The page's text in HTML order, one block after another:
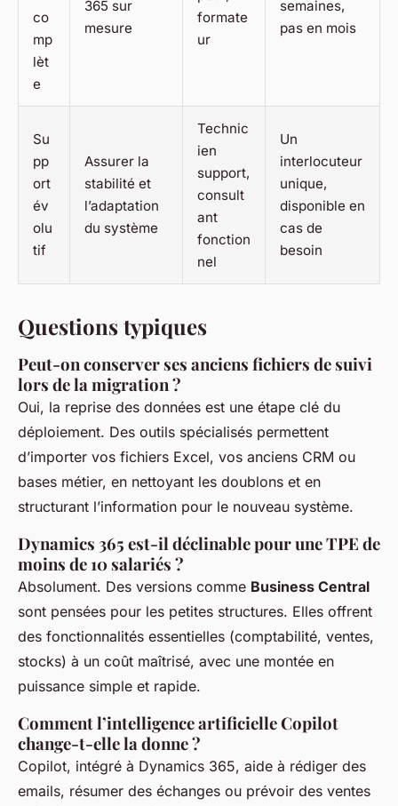
co
mp
lèt
e
365 sur
mesure
formate
ur
semaines,
pas en mois
Su
pp
ort
év
olu
tif
Assurer la
stabilité et
l’adaptation
du système
Technic
ien
support,
consult
ant
fonction
nel
Un
interlocuteur
unique,
disponible en
cas de
besoin
Questions typiques
Peut-on conserver ses anciens fichiers de suivi
lors de la migration ?
Oui, la reprise des données est une étape clé du
déploiement. Des outils spécialisés permettent
d’importer vos fichiers Excel, vos anciens CRM ou
bases métier, en nettoyant les doublons et en
structurant l’information pour le nouveau système.
Dynamics 365 est-il déclinable pour une TPE de
moins de 10 salariés ?
Absolument. Des versions comme Business Central
sont pensées pour les petites structures. Elles offrent
des fonctionnalités essentielles (comptabilité, ventes,
stocks) à un coût maîtrisé, avec une montée en
puissance simple et rapide.
Comment l’intelligence artificielle Copilot
change-t-elle la donne ?
Copilot, intégré à Dynamics 365, aide à rédiger des
emails, résumer des échanges ou prévoir des ventes